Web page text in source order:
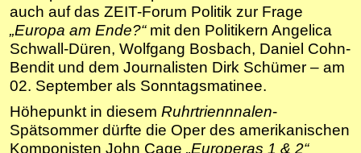
auch auf das ZEIT-Forum Politik zur Frage
„Europa am Ende?“mit den Politikern Angelica
Schwall-Düren, Wolfgang Bosbach, Daniel Cohn-
Bendit und dem Journalisten Dirk Schümer – am
02. September als Sonntagsmatinee.
Höhepunkt in diesem Ruhrtriennnalen-
Spätsommer dürfte die Oper des amerikanischen
Komponisten John Cage „Europeras 1 & 2“